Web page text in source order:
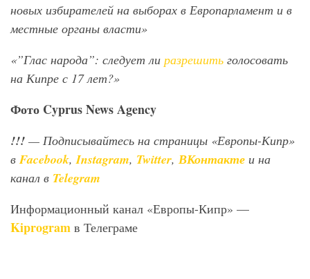
новых избирателей на выборах в Европарламент и в
местные органы власти»
«”Глас народа”: следует ли разрешить голосовать
на Кипре с 17 лет?»
Фото CyprusNewsAgency
!!! — Подписывайтесь на страницы «Европы-Кипр»
вFacebook,Instagram, Twitter, ВКонтакте и на
канал в Telegram
Информационный канал «Европы-Кипр» —
Kiprogram в Телеграме